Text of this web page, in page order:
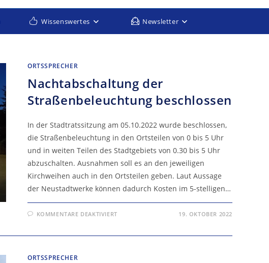
Wissenswertes Newsletter
ORTSSPRECHER
Nachtabschaltung der
Straßenbeleuchtung beschlossen
In der Stadtratssitzung am 05.10.2022 wurde beschlossen,
die Straßenbeleuchtung in den Ortsteilen von 0 bis 5 Uhr
und in weiten Teilen des Stadtgebiets von 0.30 bis 5 Uhr
abzuschalten. Ausnahmen soll es an den jeweiligen
Kirchweihen auch in den Ortsteilen geben. Laut Aussage
der Neustadtwerke können dadurch Kosten im 5-stelligen…
KOMMENTARE DEAKTIVIERTFÜR
STRASSENBELEUCHTUNG B
19. OKTOBER 2022
ORTSSPRECHER